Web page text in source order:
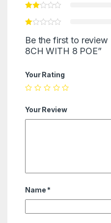
Be the first to review
8CH WITH 8 POE”
Your Rating
Your Review
Name *